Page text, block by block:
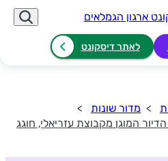
לאתר דיסקונט
מדור שונות
המוגן מקבוצת עזריאלי, חוגג